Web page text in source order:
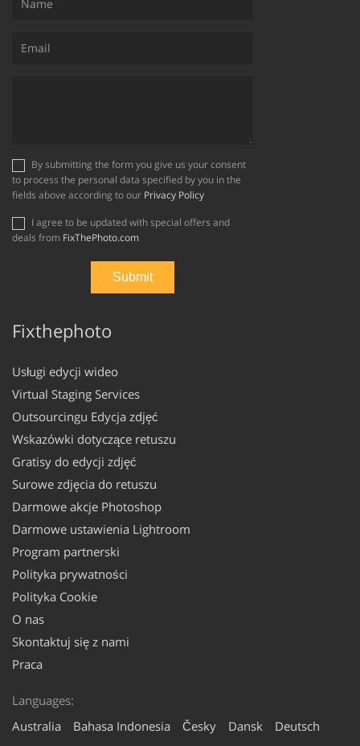
to process the personal data specified by you in the
fields above according to our Privacy Policy
deals from FixThePhoto.com
Fixthephoto
Usługi edycji wideo
Virtual Staging Services
Outsourcingu Edycja zdjęć
Wskazówki dotyczące retuszu
Gratisy do edycji zdjęć
Surowe zdjęcia do retuszu
Darmowe akcje Photoshop
Darmowe ustawienia Lightroom
Program partnerski
Polityka prywatności
Polityka Cookie
O nas
Skontaktuj się z nami
Praca
Languages:
Australia
Bahasa Indonesia Česky Dansk
Deutsch